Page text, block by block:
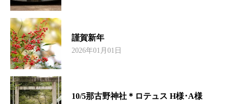
謹賀新年
2026年01月01日
10/5那古野神社＊ロテュス H様･A様